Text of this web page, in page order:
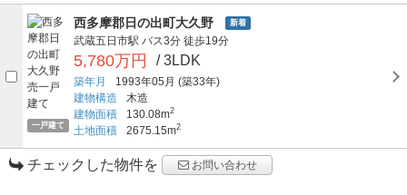
一戸建て
西多摩郡日の出町大久野 新着
武蔵五日市駅 バス3分 徒歩19分
5,780万円 / 3LDK
築年月 1993年05月 (築33年)
建物構造
木造
建物面積
130.08m2
土地面積 2675.15m2
チェックした物件を お問い合わせ